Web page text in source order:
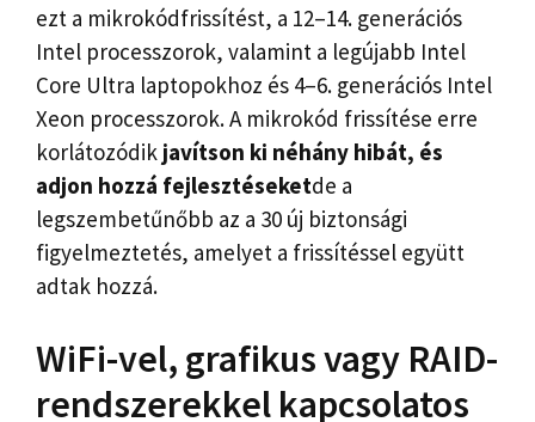
ezt a mikrokódfrissítést, a 12–14. generációs
Intel processzorok, valamint a legújabb Intel
Core Ultra laptopokhoz és 4–6. generációs Intel
Xeon processzorok. A mikrokód frissítése erre
korlátozódik javítson ki néhány hibát, és
adjon hozzá fejlesztéseketde a
legszembetűnőbb az a 30 új biztonsági
figyelmeztetés, amelyet a frissítéssel együtt
adtak hozzá.
WiFi-vel, grafikus vagy RAID-
rendszerekkel kapcsolatos